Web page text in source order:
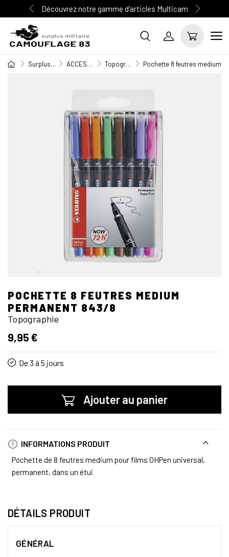
Découvrez notre gamme d'articles Multicam
Surplus Militaire ACCESSOIRE MILITAIRE Topographie Pochette 8 feutres medium
POCHETTE 8 FEUTRES MEDIUM
PERMANENT 843/8
Topographie
9,95 €
De 3 à 5 jours
Ajouter au panier
INFORMATIONS PRODUIT
Pochette de 8 feutres medium pour films OHPen universal,
permanent, dans un étui.
DÉTAILS PRODUIT
GÉNÉRAL